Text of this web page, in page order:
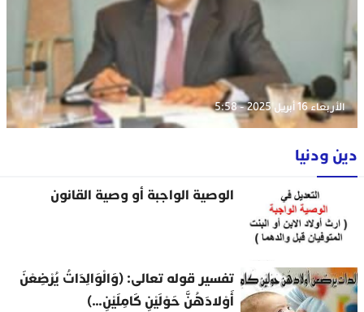
الأربعاء 16 أبريل 2025 - 5:58
دين ودنيا
الوصية الواجبة أو وصية القانون
تفسير قوله تعالى: (وَالْوَالِدَاتُ يُرْضِعْنَ
أَوْلادَهُنَّ حَوْلَيْنِ كَامِلَيْنِ…)